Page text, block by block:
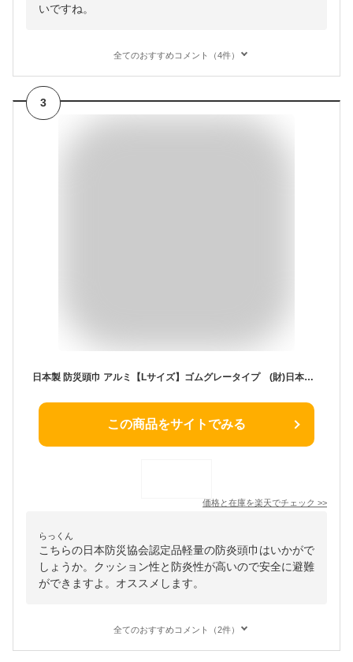
いですね。
全てのおすすめコメント（4件）
3
日本製 防災頭巾 アルミ【Lサイズ】ゴムグレータイプ (財)日本防災協会認定品軽量 防炎 防災クッション 難燃素材使用 カネカロン使用
この商品をサイトでみる
価格と在庫を楽天でチェック >>
らっくん
こちらの日本防災協会認定品軽量の防炎頭巾はいかがで
しょうか。クッション性と防炎性が高いので安全に避難
ができますよ。オススメします。
全てのおすすめコメント（2件）